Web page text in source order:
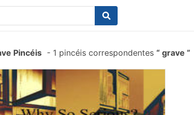
Pincéis - 1 pincéis correspondentes grave